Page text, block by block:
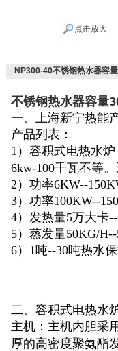
点击放大
NP300-40不锈钢热水器容
不锈钢热水器容量
一、上海新宁热能
产品列表：
1）容积式电热水
6kw-100千瓦不等
2）功率6KW--
3）功率100KW--
4）发热量5万大卡
5）蒸发量50KG/
6）1吨--30吨热水
二、容积式电热水
主机：主机内胆采
厚的高密度聚氨酯